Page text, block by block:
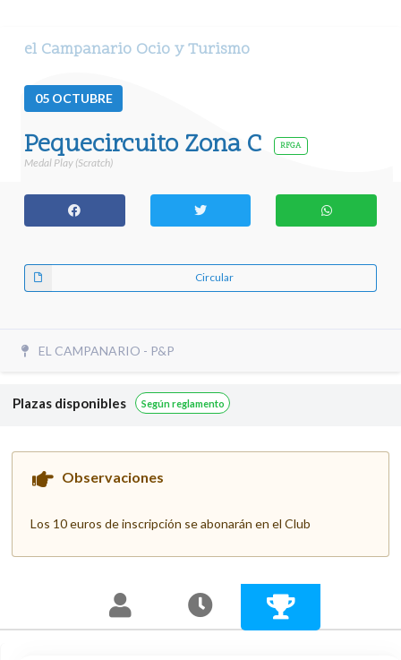
el Campanario Ocio y Turismo
05 OCTUBRE
Pequecircuito Zona C RFGA
Medal Play (Scratch)
Circular
EL CAMPANARIO - P&P
Plazas disponibles Según reglamento
Observaciones
Los 10 euros de inscripción se abonarán en el Club